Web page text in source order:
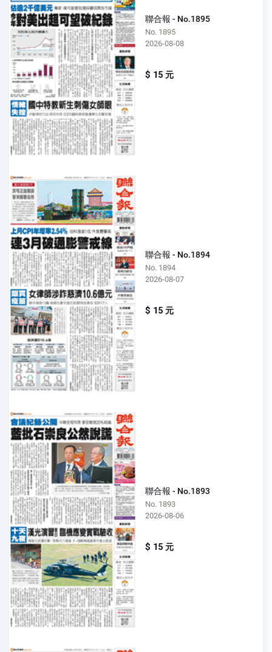
聯合報 - No.1895
No. 1895
2026-08-08
$ 15 元
聯合報 - No.1894
No. 1894
2026-08-07
$ 15 元
聯合報 - No.1893
No. 1893
2026-08-06
$ 15 元